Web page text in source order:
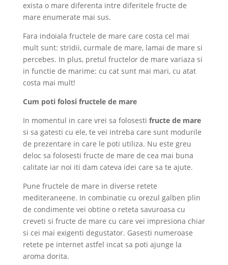
exista o mare diferenta intre diferitele fructe de
mare enumerate mai sus.
Fara indoiala fructele de mare care costa cel mai
mult sunt: ​​stridii, curmale de mare, lamai de mare si
percebes. In plus, pretul fructelor de mare variaza si
in functie de marime: cu cat sunt mai mari, cu atat
costa mai mult!
Cum poti folosi fructele de mare
In momentul in care vrei sa folosesti fructe de mare
si sa gatesti cu ele, te vei intreba care sunt modurile
de prezentare in care le poti utiliza. Nu este greu
deloc sa folosesti fructe de mare de cea mai buna
calitate iar noi iti dam cateva idei care sa te ajute.
Pune fructele de mare in diverse retete
mediteraneene. In combinatie cu orezul galben plin
de condimente vei obtine o reteta savuroasa cu
creveti si fructe de mare cu care vei impresiona chiar
si cei mai exigenti degustator. Gasesti numeroase
retete pe internet astfel incat sa poti ajunge la
aroma dorita.